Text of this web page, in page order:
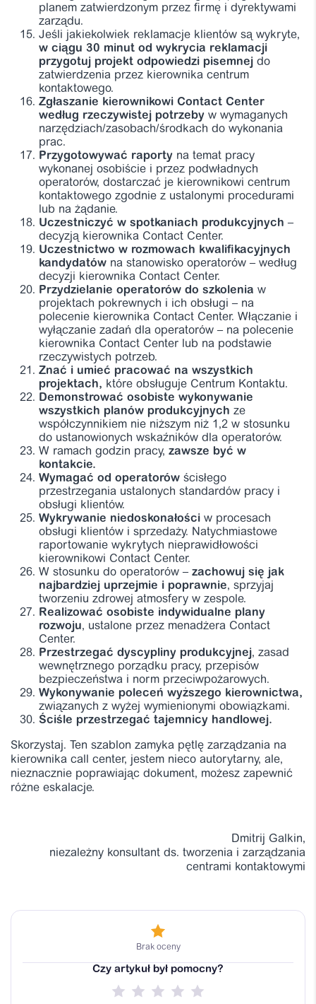
planem zatwierdzonym przez firmę i dyrektywami
zarządu.
Jeśli jakiekolwiek reklamacje klientów są wykryte,
w ciągu 30 minut od wykrycia reklamacji
przygotuj projekt odpowiedzi pisemnej do
zatwierdzenia przez kierownika centrum
kontaktowego.
Zgłaszanie kierownikowi Contact Center
według rzeczywistej potrzeby w wymaganych
narzędziach/zasobach/środkach do wykonania
prac.
Przygotowywać raporty na temat pracy
wykonanej osobiście i przez podwładnych
operatorów, dostarczać je kierownikowi centrum
kontaktowego zgodnie z ustalonymi procedurami
lub na żądanie.
Uczestniczyć w spotkaniach produkcyjnych –
decyzją kierownika Contact Center.
Uczestnictwo w rozmowach kwalifikacyjnych
kandydatów na stanowisko operatorów – według
decyzji kierownika Contact Center.
Przydzielanie operatorów do szkolenia w
projektach pokrewnych i ich obsługi – na
polecenie kierownika Contact Center. Włączanie i
wyłączanie zadań dla operatorów – na polecenie
kierownika Contact Center lub na podstawie
rzeczywistych potrzeb.
Znać i umieć pracować na wszystkich
projektach, które obsługuje Centrum Kontaktu.
Demonstrować osobiste wykonywanie
wszystkich planów produkcyjnych ze
współczynnikiem nie niższym niż 1,2 w stosunku
do ustanowionych wskaźników dla operatorów.
W ramach godzin pracy, zawsze być w
kontakcie.
Wymagać od operatorów ścisłego
przestrzegania ustalonych standardów pracy i
obsługi klientów.
Wykrywanie niedoskonałości w procesach
obsługi klientów i sprzedaży. Natychmiastowe
raportowanie wykrytych nieprawidłowości
kierownikowi Contact Center.
W stosunku do operatorów – zachowuj się jak
najbardziej uprzejmie i poprawnie, sprzyjaj
tworzeniu zdrowej atmosfery w zespole.
Realizować osobiste indywidualne plany
rozwoju, ustalone przez menadżera Contact
Center.
Przestrzegać dyscypliny produkcyjnej, zasad
wewnętrznego porządku pracy, przepisów
bezpieczeństwa i norm przeciwpożarowych.
Wykonywanie poleceń wyższego kierownictwa,
związanych z wyżej wymienionymi obowiązkami.
Ściśle przestrzegać tajemnicy handlowej.
Skorzystaj. Ten szablon zamyka pętlę zarządzania na
kierownika call center, jestem nieco autorytarny, ale,
nieznacznie poprawiając dokument, możesz zapewnić
różne eskalacje.
Dmitrij Galkin,
niezależny konsultant ds. tworzenia i zarządzania
centrami kontaktowymi
Brak oceny
Czy artykuł był pomocny?